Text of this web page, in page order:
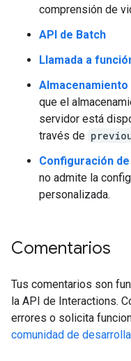
comprensión de
API de Batch
Llamada a
que el
servidor está
través de
Configuración
no admite la
personalizada.
Comentarios
Tus comentarios son
la API de Interactions.
errores o solicita
comunidad de